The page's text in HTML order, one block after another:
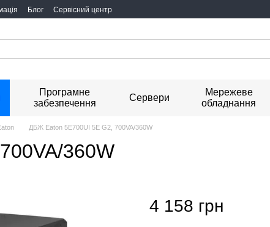
Блог Сервісний центр
Програмне
забезпечення
Сервери
Мережеве
обладнання
ДБЖ Eaton 5E700UI 5E G2, 700VA/360W
360W
4 158 грн